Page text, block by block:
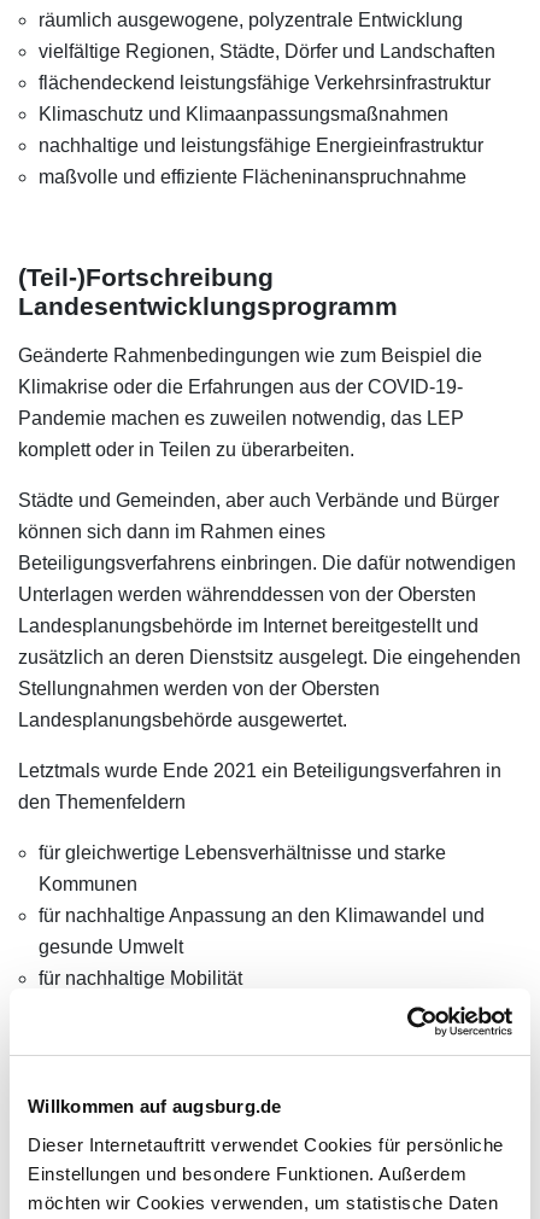
Willkommen auf augsburg.de
Dieser Internetauftritt verwendet Cookies für persönliche
Einstellungen und besondere Funktionen. Außerdem
möchten wir Cookies verwenden, um statistische Daten
räumlich ausgewogene, polyzentrale Entwicklung
vielfältige Regionen, Städte, Dörfer und Landschaften
flächendeckend leistungsfähige Verkehrsinfrastruktur
Klimaschutz und Klimaanpassungsmaßnahmen
nachhaltige und leistungsfähige Energieinfrastruktur
maßvolle und effiziente Flächeninanspruchnahme
(Teil-)Fortschreibung
Landesentwicklungsprogramm
Geänderte Rahmenbedingungen wie zum Beispiel die
Klimakrise oder die Erfahrungen aus der COVID-19-
Pandemie machen es zuweilen notwendig, das LEP
komplett oder in Teilen zu überarbeiten.
Städte und Gemeinden, aber auch Verbände und Bürger
können sich dann im Rahmen eines
Beteiligungsverfahrens einbringen. Die dafür notwendigen
Unterlagen werden währenddessen von der Obersten
Landesplanungsbehörde im Internet bereitgestellt und
zusätzlich an deren Dienstsitz ausgelegt. Die eingehenden
Stellungnahmen werden von der Obersten
Landesplanungsbehörde ausgewertet.
Letztmals wurde Ende 2021 ein Beteiligungsverfahren in
den Themenfeldern
für gleichwertige Lebensverhältnisse und starke
Kommunen
für nachhaltige Anpassung an den Klimawandel und
gesunde Umwelt
für nachhaltige Mobilität
eingeleitet. Nach zwei Beteiligungsrunden ist das
fortgeschriebene LEP am 1. Juni 2023 in Kraft getreten.
Links
Bayerisches Landesplanungsgesetz